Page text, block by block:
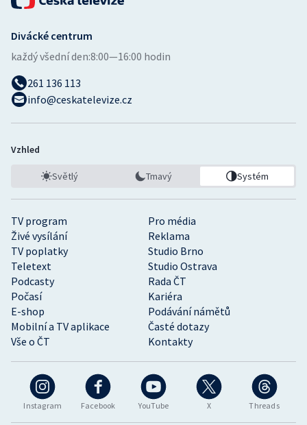
Instagram Facebook YouTube X Threads
TV program
Pro média
Živé vysílání
Reklama
TV poplatky
Studio Brno
Teletext
Studio Ostrava
Podcasty
Rada ČT
Počasí
Kariéra
E-shop
Podávání námětů
Mobilní a TV aplikace
Časté dotazy
Vše o ČT
Kontakty
Divácké centrum
každý všední den:8:00—16:00 hodin
261 136 113
info@ceskatelevize.cz
Vzhled
Světlý Tmavý Systém